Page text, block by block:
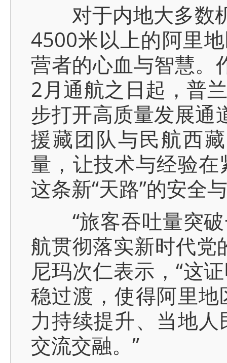
对于内地大多数机
4500米以上的阿里
营者的心血与智慧。
2月通航之日起，普
步打开高质量发展通
援藏团队与民航西
量，让技术与经验
这条新“天路”的安全
“旅客吞吐量突破
航贯彻落实新时代党
尼玛次仁表示，“这
稳过渡，使得阿里
力持续提升、当地
交流交融。”